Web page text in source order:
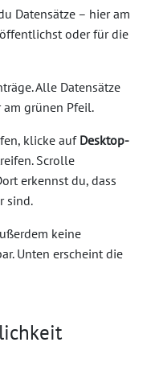
Datensätze – hier am
oder für die
Alle Datensätze
grünen Pfeil.
klicke auf Desktop-
Scrolle
erkennst du, dass
sind.
keine
Unten erscheint die